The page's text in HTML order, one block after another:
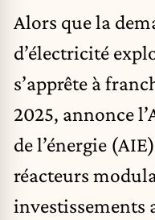
Alors que la
d’électricité
s’apprête à
2025, annonce
de l’énergie
réacteurs
investissements